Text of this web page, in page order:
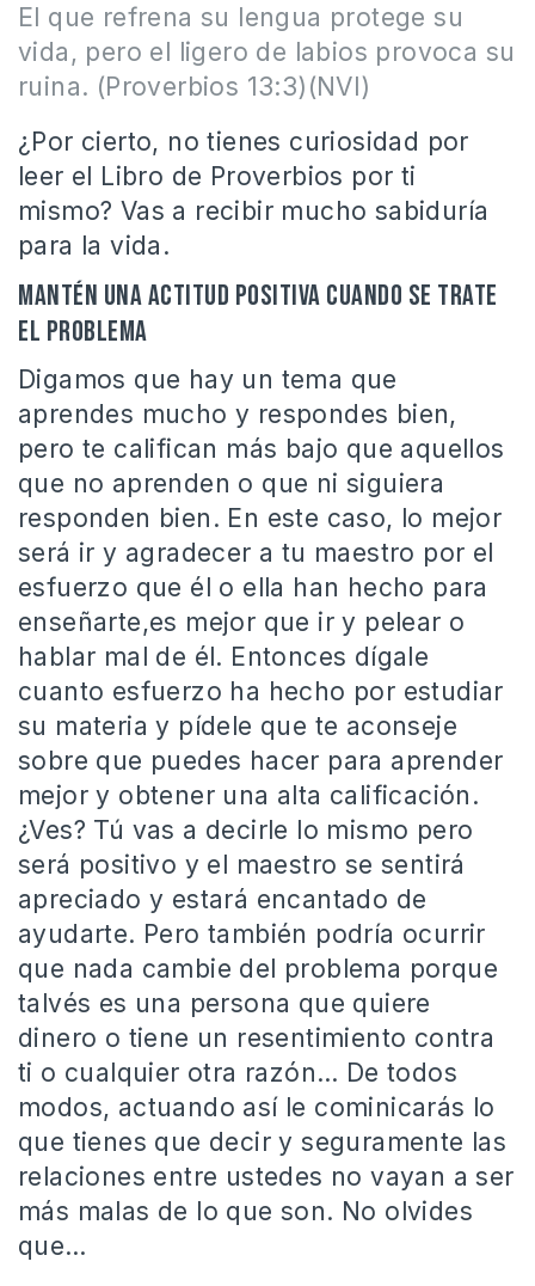
El que refrena su lengua protege su
vida, pero el ligero de labios provoca su
ruina. (Proverbios 13:3)(NVI)
¿Por cierto, no tienes curiosidad por
leer el Libro de Proverbios por ti
mismo? Vas a recibir mucho sabiduría
para la vida.
Mantén una actitud positiva cuando se trate
el problema
Digamos que hay un tema que
aprendes mucho y respondes bien,
pero te califican más bajo que aquellos
que no aprenden o que ni siguiera
responden bien. En este caso, lo mejor
será ir y agradecer a tu maestro por el
esfuerzo que él o ella han hecho para
enseñarte,es mejor que ir y pelear o
hablar mal de él. Entonces dígale
cuanto esfuerzo ha hecho por estudiar
su materia y pídele que te aconseje
sobre que puedes hacer para aprender
mejor y obtener una alta calificación.
¿Ves? Tú vas a decirle lo mismo pero
será positivo y el maestro se sentirá
apreciado y estará encantado de
ayudarte. Pero también podría ocurrir
que nada cambie del problema porque
talvés es una persona que quiere
dinero o tiene un resentimiento contra
ti o cualquier otra razón… De todos
modos, actuando así le cominicarás lo
que tienes que decir y seguramente las
relaciones entre ustedes no vayan a ser
más malas de lo que son. No olvides
que…